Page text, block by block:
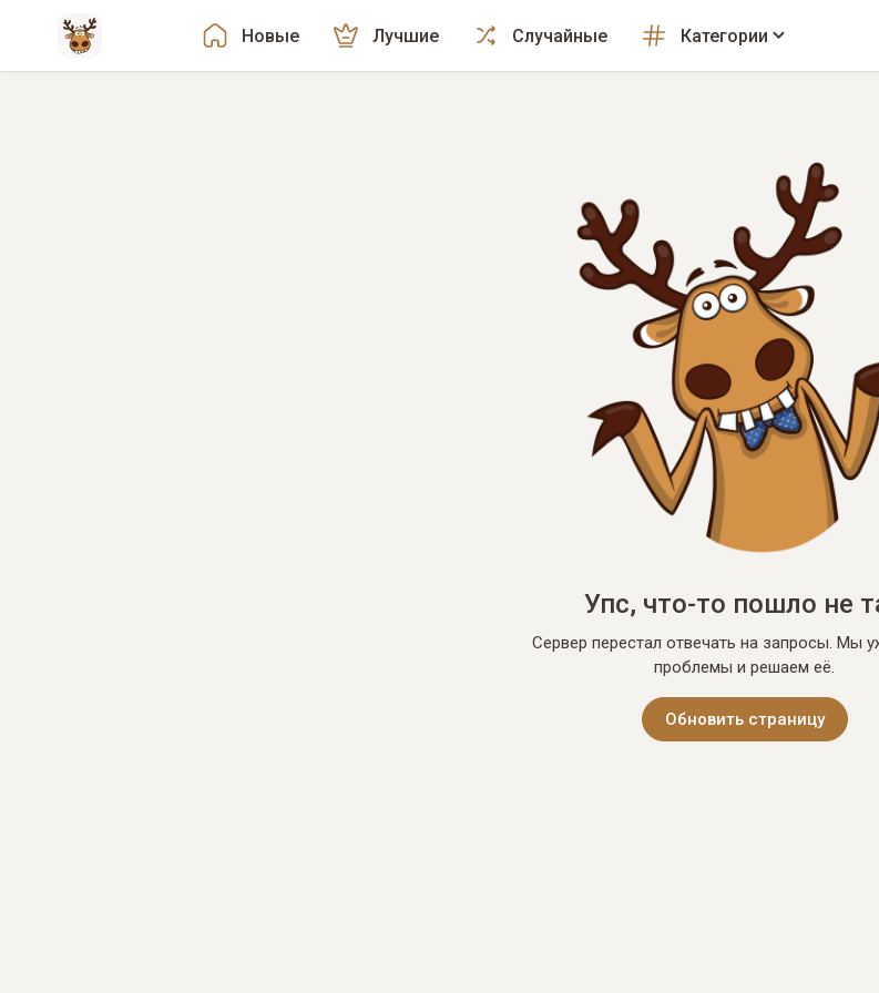
Новые Лучшие Случайные Категории
Упс, что-то пошло не
Сервер перестал отвечать на запросы. Мы
проблемы и решаем её.
Обновить страницу